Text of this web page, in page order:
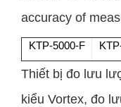
accuracy of
KTP-5000-F
Thiết bị đo lưu
kiểu Vortex, đo